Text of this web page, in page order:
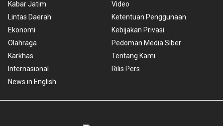
Kabar Jatim
Lintas Daerah
Ekonomi
Olahraga
Karkhas
Internasional
News in English
Video
Ketentuan Penggunaan
Kebijakan Privasi
Pedoman Media Siber
Tentang Kami
Rilis Pers